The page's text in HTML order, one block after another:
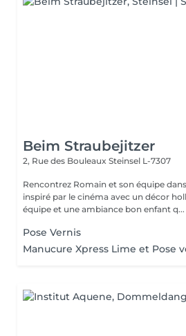
Beim Straubejitzer
2, Rue des Bouleaux Steinsel L-7307
Rencontrez Romain et son équipe
inspiré par le cinéma avec un décor
équipe et une ambiance bon enfant q...
Pose Vernis
Manucure Xpress Lime et Pose